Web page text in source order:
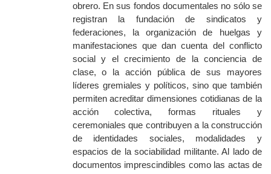
obrero. En sus fondos documentales no sólo se
registran la fundación de sindicatos y
federaciones, la organización de huelgas y
manifestaciones que dan cuenta del conflicto
social y el crecimiento de la conciencia de
clase, o la acción pública de sus mayores
líderes gremiales y políticos, sino que también
permiten acreditar dimensiones cotidianas de la
acción colectiva, formas rituales y
ceremoniales que contribuyen a la construcción
de identidades sociales, modalidades y
espacios de la sociabilidad militante. Al lado de
documentos imprescindibles como las actas de